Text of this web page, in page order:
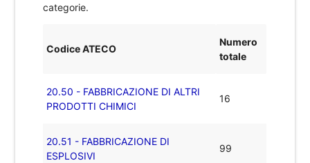
categorie.
Codice ATECO
Numero
totale
20.50 - FABBRICAZIONE DI ALTRI
PRODOTTI CHIMICI
16
20.51 - FABBRICAZIONE DI
ESPLOSIVI
99